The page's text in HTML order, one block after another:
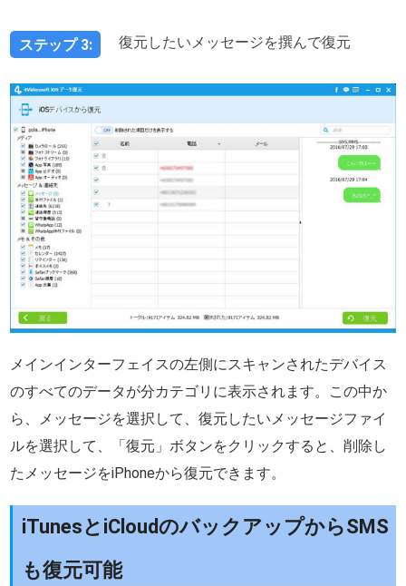
ステップ 3: 復元したいメッセージを撰んで復元
メインインターフェイスの左側にスキャンされたデバイス
のすべてのデータが分カテゴリに表示されます。この中か
ら、メッセージを選択して、復元したいメッセージファイ
ルを選択して、「復元」ボタンをクリックすると、削除し
たメッセージをiPhoneから復元できます。
iTunesとiCloudのバックアップからSMS
も復元可能